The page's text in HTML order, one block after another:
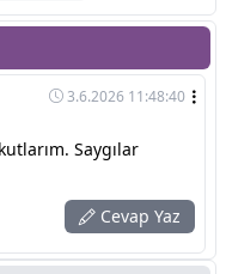
3.6.2026 11:48:40
Saygılar
Cevap Yaz